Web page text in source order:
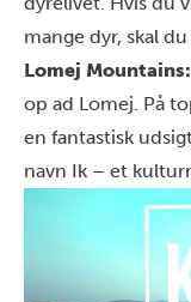
mange dyr, skal
Lomej Mountains:
op ad Lomej. På
en fantastisk
navn Ik – et